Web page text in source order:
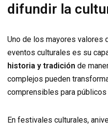
difundir la
Uno de los mayores valores
eventos culturales es su
historia y tradición de
complejos pueden
comprensibles para
En festivales culturales,